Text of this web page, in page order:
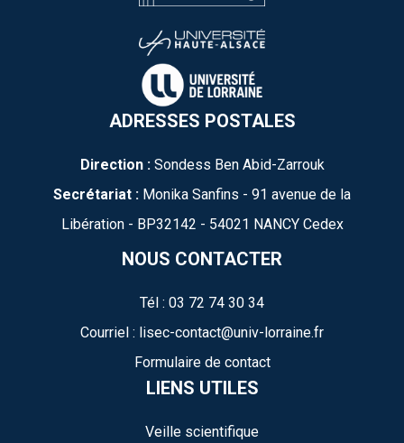
ADRESSES POSTALES
Direction :Sondess Ben Abid-Zarrouk
Secrétariat : Monika Sanfins - 91 avenue de la
Libération - BP32142 - 54021 NANCY Cedex
NOUS CONTACTER
Tél : 03 72 74 30 34
Courriel : lisec-contact@univ-lorraine.fr
Formulaire de contact
LIENS UTILES
Veille scientifique